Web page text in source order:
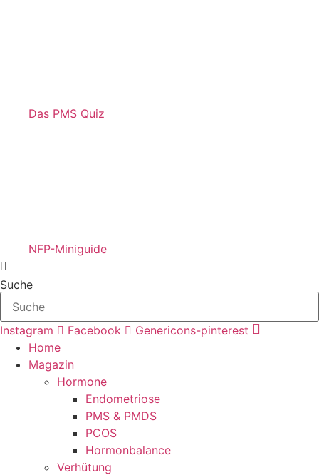
Das PMS Quiz
NFP-Miniguide
Suche
Instagram Facebook
Genericons-pinterest
Home
Magazin
Hormone
Endometriose
PMS & PMDS
PCOS
Hormonbalance
Verhütung